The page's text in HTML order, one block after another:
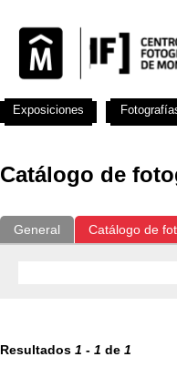
Catálogo de
General Catálogo de
Resultados 1 - 1 de 1
Exposiciones